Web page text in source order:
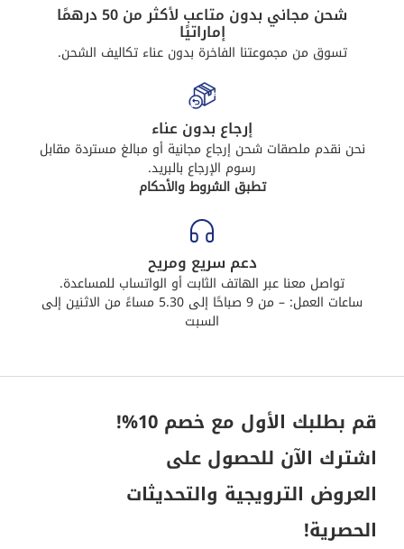
شحن مجاني بدون متاعب لأكثر من 50 درهمًا
إماراتيًا
تسوق من مجموعتنا الفاخرة بدون عناء تكاليف الشحن.
إرجاع بدون عناء
نحن نقدم ملصقات شحن إرجاع مجانية أو مبالغ مستردة مقابل
رسوم الإرجاع بالبريد.
تطبق الشروط والأحكام
دعم سريع ومريح
تواصل معنا عبر الهاتف الثابت أو الواتساب للمساعدة.
ساعات العمل: – من 9 صباحًا إلى 5.30 مساءً من الاثنين إلى
السبت
قم بطلبك الأول مع خصم 10%!
اشترك الآن للحصول على
العروض الترويجية والتحديثات
الحصرية!